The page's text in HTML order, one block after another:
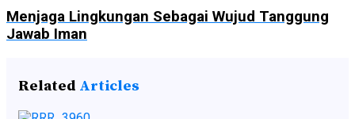
Menjaga Lingkungan Sebagai Wujud Tanggung
Jawab Iman
Related Articles